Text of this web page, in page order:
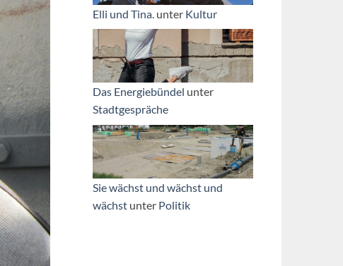
Elli und Tina. unter Kultur
Das Energiebündel unter
Stadtgespräche
Sie wächst und wächst und
wächst unter Politik